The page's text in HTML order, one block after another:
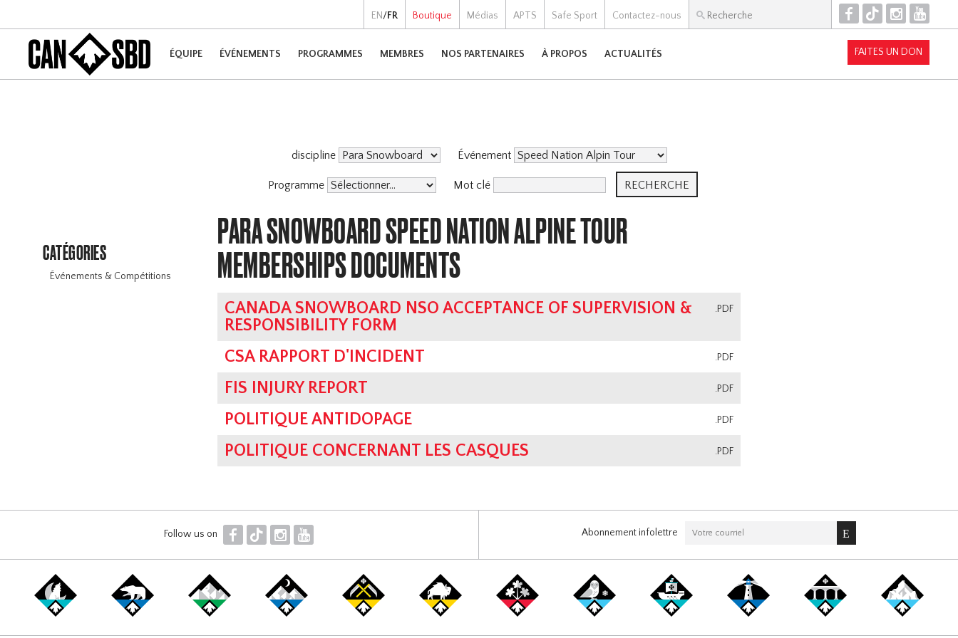
EN/FR Boutique Médias APTS Safe Sport Contactez-nous F T I Y
ÉQUIPE ÉVÉNEMENTS PROGRAMMES MEMBRES NOS PARTENAIRES À PROPOS ACTUALITÉS FAITES UN DON
CATÉGORIES
Événements & Compétitions
discipline Événement
Programme Mot clé
PARA SNOWBOARD SPEED NATION ALPINE TOUR
MEMBERSHIPS DOCUMENTS
.PDF
CANADA SNOWBOARD NSO ACCEPTANCE OF SUPERVISION &
RESPONSIBILITY FORM
.PDF
CSA RAPPORT D'INCIDENT
.PDF
FIS INJURY REPORT
.PDF
POLITIQUE ANTIDOPAGE
.PDF
POLITIQUE CONCERNANT LES CASQUES
Follow us on F T I Y Abonnement infolettre